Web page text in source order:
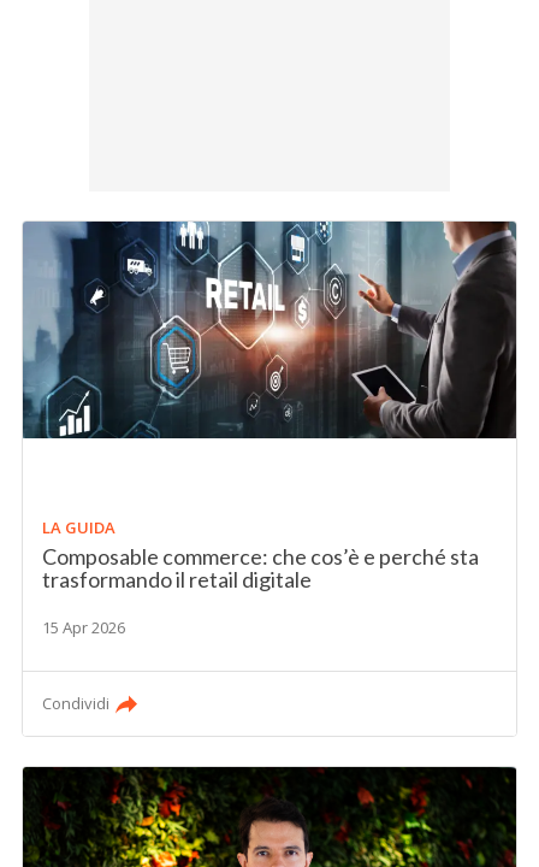
LA GUIDA
Composable commerce: che cos’è e perché sta
trasformando il retail digitale
15 Apr 2026
Condividi